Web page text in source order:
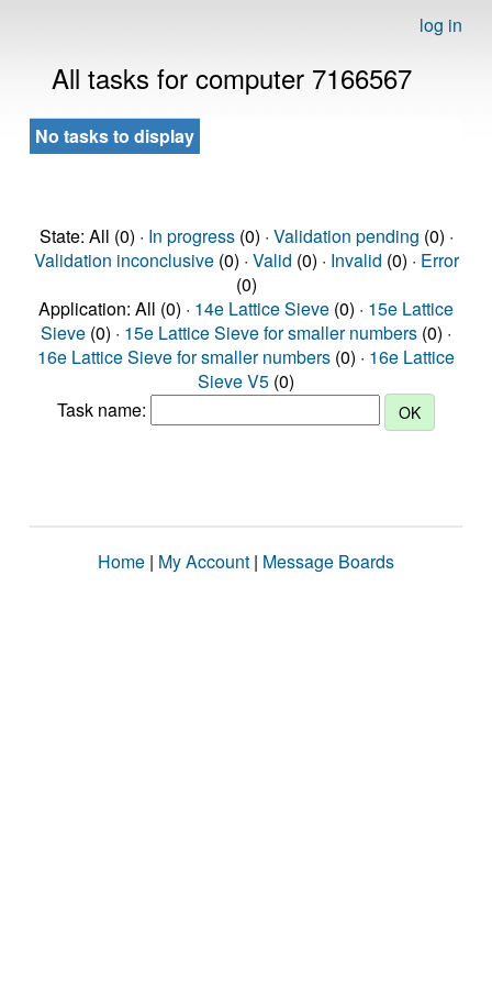
log in
All tasks for computer 7166567
No tasks to display
State: All (0) · In progress(0) · Validation pending (0) ·
Validation inconclusive(0) · Valid (0) · Invalid (0) · Error
(0)
Application: All (0) · 14e Lattice Sieve (0) · 15e Lattice
Sieve (0) · 15e Lattice Sieve for smaller numbers (0) ·
16e Lattice Sieve for smaller numbers (0) · 16e Lattice
Sieve V5 (0)
Task name:
Home | My Account | Message Boards